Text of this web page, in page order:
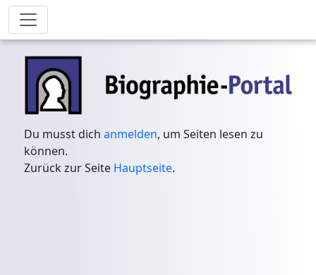
Du musst dichanmelden, um Seiten lesen zu
können.
Zurück zur Seite Hauptseite.